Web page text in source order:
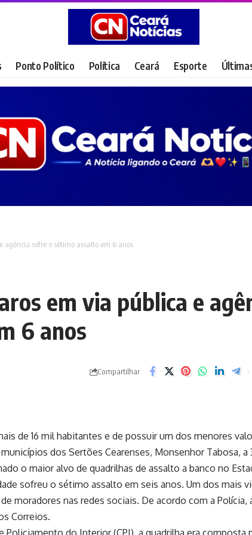
Ponto Político Política Ceará Esporte
agência sofre o sétimo assalto em 6 anos
em via pública e
6 anos
Compartilhar
de 16 mil habitantes e de possuir um dos menores
dos Sertões Cearenses, Monsenhor Tabosa, a
o maior alvo de quadrilhas de assalto a banco no
sofreu o sétimo assalto em seis anos. Um dos mais
moradores nas redes sociais. De acordo com a Polícia,
Correios.